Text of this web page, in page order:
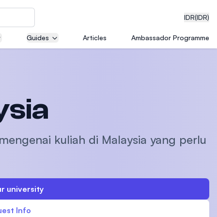
IDR(IDR)
with
Guides Articles Ambassador Programme
kuliah di Malaysia yang perlu
university
Info